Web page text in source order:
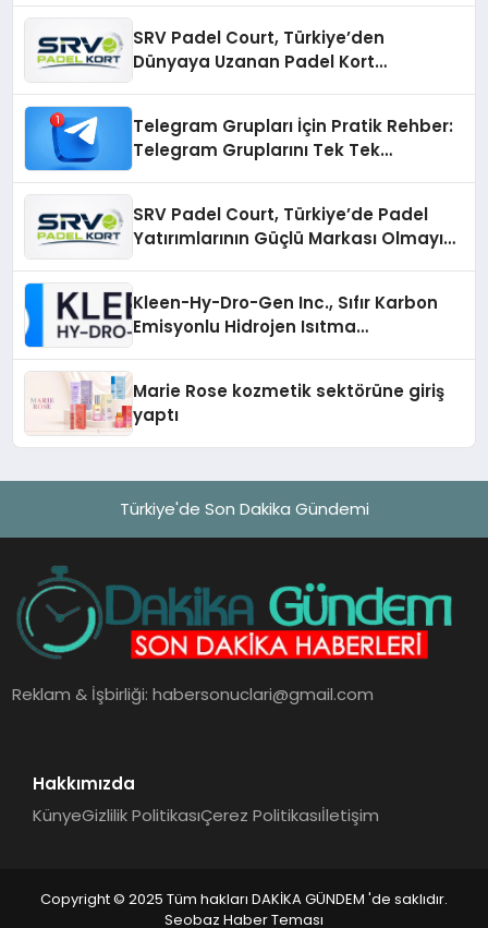
SRV Padel Court, Türkiye’den
Dünyaya Uzanan Padel Kort
Telegram Grupları İçin Pratik Rehber:
Telegram Gruplarını Tek Tek
SRV Padel Court, Türkiye’de Padel
Yatırımlarının Güçlü Markası Olmayı
Kleen-Hy-Dro-Gen Inc., Sıfır Karbon
Emisyonlu Hidrojen Isıtma
Marie Rose kozmetik sektörüne giriş
yaptı
Türkiye'de Son Dakika Gündemi
Reklam & İşbirliği:habersonuclari@gmail.com
Hakkımızda
KünyeGizlilik PolitikasıÇerez Politikasıİletişim
Copyright © 2025 Tüm hakları DAKİKA GÜNDEM 'de saklıdır.
Seobaz Haber Teması